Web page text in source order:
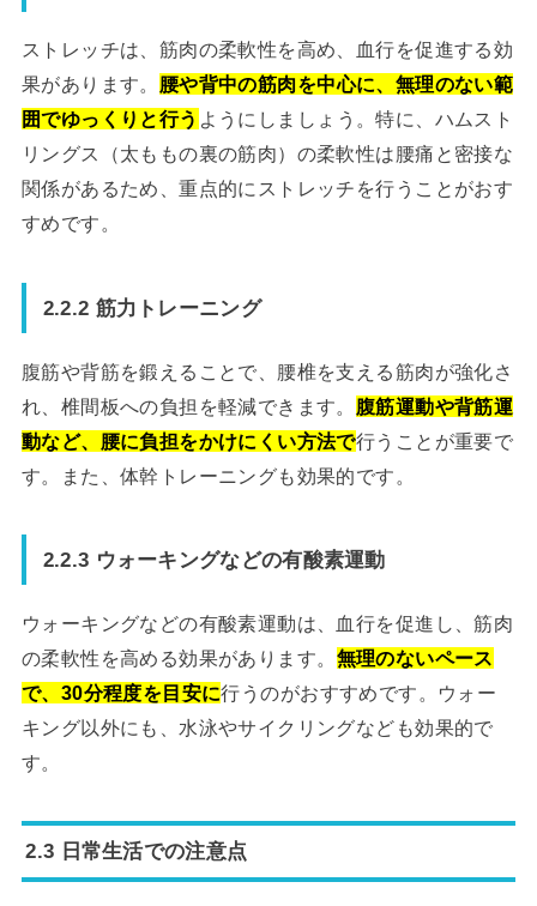
ストレッチは、筋肉の柔軟性を高め、血行を促進する効
果があります。 腰や背中の筋肉を中心に、無理のない範
囲でゆっくりと行う ようにしましょう。特に、ハムスト
リングス（太ももの裏の筋肉）の柔軟性は腰痛と密接な
関係があるため、重点的にストレッチを行うことがおす
すめです。
2.2.2 筋力トレーニング
腹筋や背筋を鍛えることで、腰椎を支える筋肉が強化さ
れ、椎間板への負担を軽減できます。 腹筋運動や背筋運
動など、腰に負担をかけにくい方法で行うことが重要で
す。また、体幹トレーニングも効果的です。
2.2.3 ウォーキングなどの有酸素運動
ウォーキングなどの有酸素運動は、血行を促進し、筋肉
の柔軟性を高める効果があります。 無理のないペース
で、30分程度を目安に行うのがおすすめです。ウォー
キング以外にも、水泳やサイクリングなども効果的で
す。
2.3 日常生活での注意点